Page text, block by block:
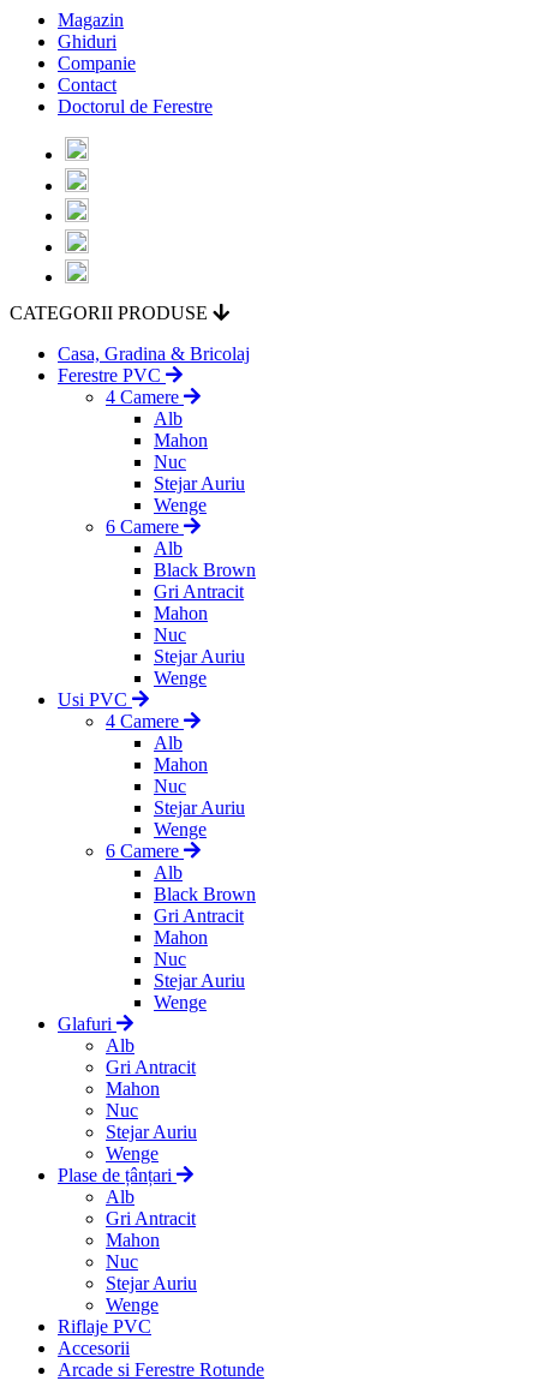
Magazin
Ghiduri
Companie
Contact
Doctorul de Ferestre
CATEGORII PRODUSE
Casa, Gradina & Bricolaj
Ferestre PVC
4 Camere
Alb
Mahon
Nuc
Stejar Auriu
Wenge
6 Camere
Alb
Black Brown
Gri Antracit
Mahon
Nuc
Stejar Auriu
Wenge
Usi PVC
4 Camere
Alb
Mahon
Nuc
Stejar Auriu
Wenge
6 Camere
Alb
Black Brown
Gri Antracit
Mahon
Nuc
Stejar Auriu
Wenge
Glafuri
Alb
Gri Antracit
Mahon
Nuc
Stejar Auriu
Wenge
Plase de țânțari
Alb
Gri Antracit
Mahon
Nuc
Stejar Auriu
Wenge
Riflaje PVC
Accesorii
Arcade si Ferestre Rotunde